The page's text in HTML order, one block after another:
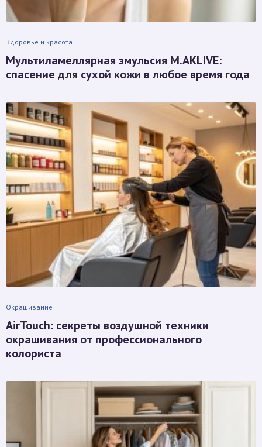
Здоровье и красота
Мультиламеллярная эмульсия M.AKLIVE:
спасение для сухой кожи в любое время года
Окрашивание
AirTouch: секреты воздушной техники
окрашивания от профессионального
колориста